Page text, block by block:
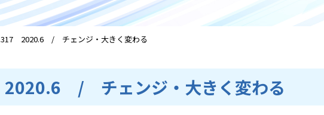
2020.6 / チェンジ・大きく変わる
/ チェンジ・大きく変わる